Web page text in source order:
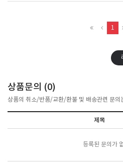
1
상품문의 (0)
상품의 취소/반품/교환/환불 및 배송관련 문의
제목
등록된 문의가